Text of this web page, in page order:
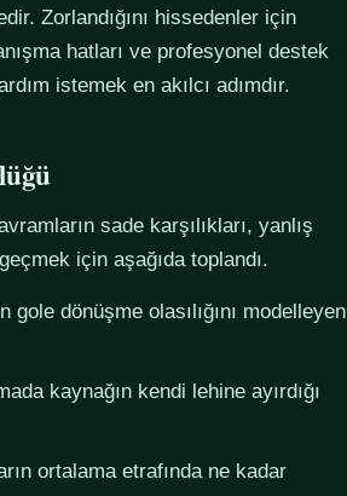
Zorlandığını hissedenler için
hatları ve profesyonel destek
istemek en akılcı adımdır.
sade karşılıkları, yanlış
için aşağıda toplandı.
gole dönüşme olasılığını modelleyen
kaynağın kendi lehine ayırdığı
ortalama etrafında ne kadar